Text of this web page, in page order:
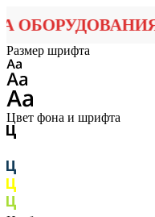
Размер шрифта
Цвет фона и шрифта